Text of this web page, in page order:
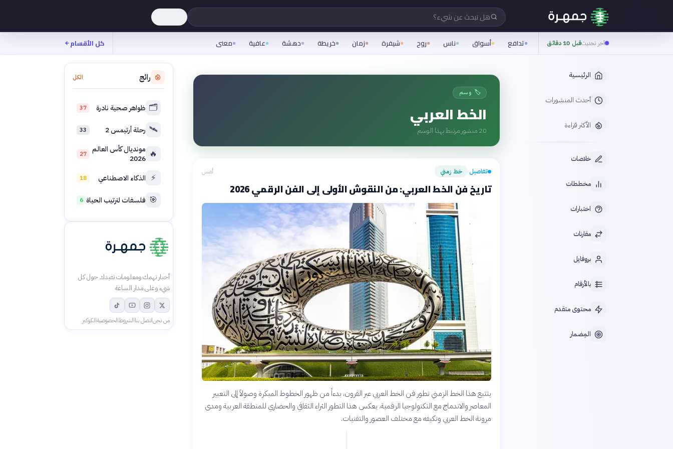
هل تبحث عن شيء؟
آخر تحديثقبل 10 دقائق تدافع أسواق ناس روح شيفرة زمان خريطة دهشة عافية معنى كل الأقسام
الرئيسية
أحدث المنشورات
الأكثر قراءة
خلاصات
مخططات
اختبارات
مقارنات
بروفايل
بالأرقام
محتوى متقدم
المِضمار
🏷️ وسم
الخط العربي
20 منشور مرتبط بهذا الوسم
تفاصيل› خط زمني أمس
تاريخ فن الخط العربي: من النقوش الأولى إلى الفن الرقمي 2026
يتتبع هذا الخط الزمني تطور فن الخط العربي عبر القرون، بدءاً من ظهور الخطوط المبكرة وصولاً إلى التعبير
المعاصر والاندماج مع التكنولوجيا الرقمية. يعكس هذا التطور الثراء الثقافي والحضاري للمنطقة العربية ومدى
مرونة الخط العربي وتكيفه مع مختلف العصور والتقنيات.
رائج الكل
🗂️ ظواهر صحية نادرة 37
🛰️ رحلة أرتيمس 2 33
🔥 مونديال كأس العالم
2026
27
⚡ الذكاء الاصطناعي 18
🎯 فلسفات لترتيب الحياة 6
أخبار تهمك ومعلومات تفيدك حول كل
شيء وعلى مدار الساعة
من نحناتصل بناالشروطالخصوصيةالكوكيز